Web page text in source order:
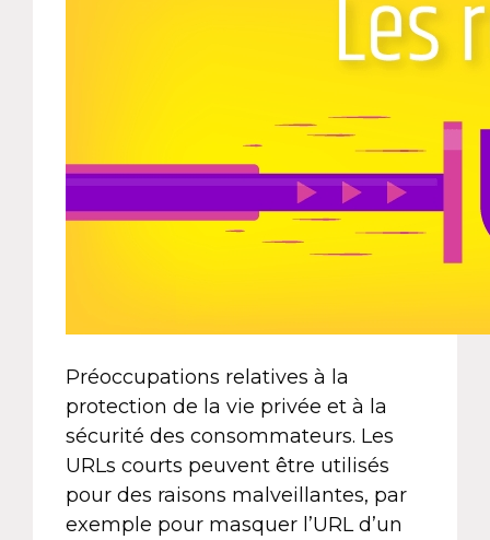
Préoccupations relatives à la
protection de la vie privée et à la
sécurité des consommateurs. Les
URLs courts peuvent être utilisés
pour des raisons malveillantes, par
exemple pour masquer l’URL d’un